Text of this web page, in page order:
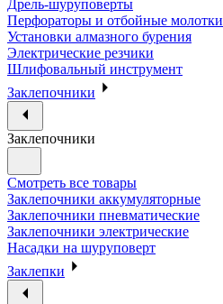
Дрель-шуруповерты
Перфораторы и отбойные молотки
Установки алмазного бурения
Электрические резчики
Шлифовальный инструмент
Заклепочники
Заклепочники
Смотреть все товары
Заклепочники аккумуляторные
Заклепочники пневматические
Заклепочники электрические
Насадки на шуруповерт
Заклепки